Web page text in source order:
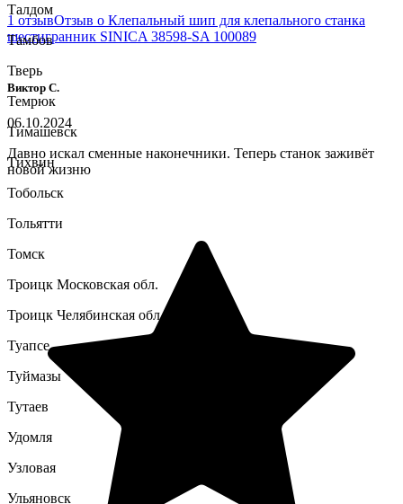
1 отзывОтзыв о Клепальный шип для клепального станка
шестигранник SINICA 38598-SA 100089
Виктор С.
06.10.2024
Давно искал сменные наконечники. Теперь станок заживёт
новой жизню
Талдом
Тамбов
Тверь
Темрюк
Тимашевск
Тихвин
Тобольск
Тольятти
Томск
Троицк Московская обл.
Троицк Челябинская обл.
Туапсе
Туймазы
Тутаев
Удомля
Узловая
Ульяновск